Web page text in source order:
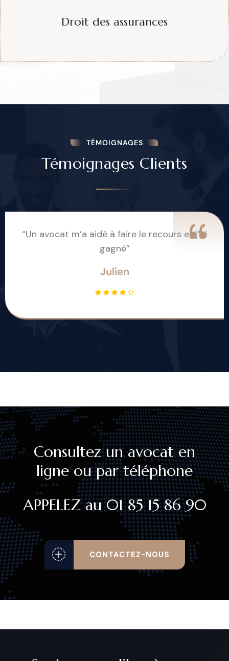
Droit des assurances
TÉMOIGNAGES
Témoignages Clients
“Un avocat m’a aidé à faire le recours et j’ai
gagné”
Julien
Consultez un avocat en
ligne ou par téléphone
APPELEZ au 01 85 15 86 90
CONTACTEZ-NOUS